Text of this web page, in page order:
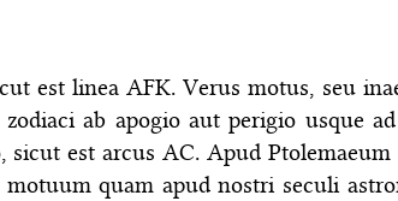
est linea AFK. Verus motus, seu
ab apogio aut perigio usque
sicut est arcus AC. Apud Ptolemaeum
quam apud nostri seculi